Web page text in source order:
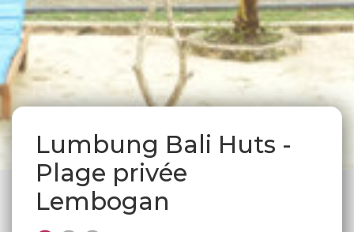
Lumbung Bali Huts -
Plage privée
Lembogan